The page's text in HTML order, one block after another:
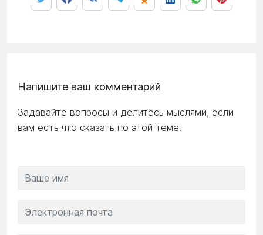
Напишите ваш комментарий
Задавайте вопросы и делитесь мыслями, если
вам есть что сказать по этой теме!